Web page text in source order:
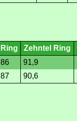
Ring Zehntel Ring
86 91,9
87 90,6